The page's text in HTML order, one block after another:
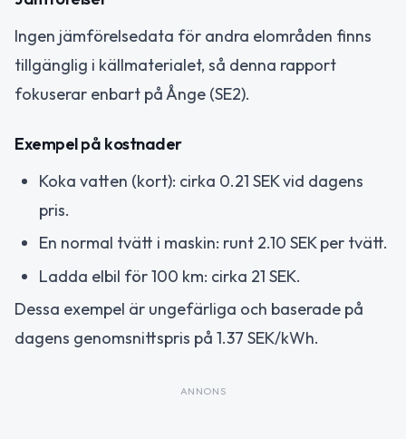
Ingen jämförelsedata för andra elområden finns
tillgänglig i källmaterialet, så denna rapport
fokuserar enbart på Ånge (SE2).
Exempel på kostnader
Koka vatten (kort): cirka 0.21 SEK vid dagens
pris.
En normal tvätt i maskin: runt 2.10 SEK per tvätt.
Ladda elbil för 100 km: cirka 21 SEK.
Dessa exempel är ungefärliga och baserade på
dagens genomsnittspris på 1.37 SEK/kWh.
ANNONS